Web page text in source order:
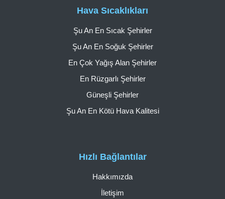
Hızlı Bağlantılar
Hakkımızda
İletişim
Hava Sıcaklıkları
Şu An En Sıcak Şehirler
Şu An En Soğuk Şehirler
En Çok Yağış Alan Şehirler
En Rüzgarlı Şehirler
Güneşli Şehirler
Şu An En Kötü Hava Kalitesi